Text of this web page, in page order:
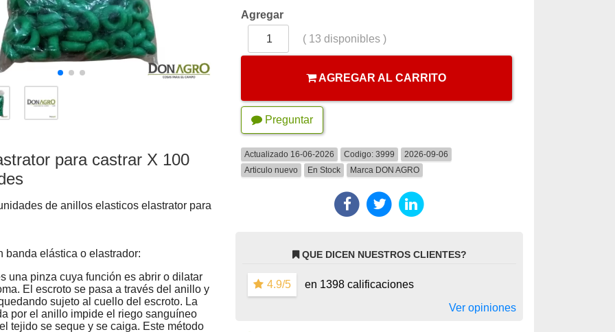
para castrar X 100
de anillos elasticos elastrator para
banda elástica o elastrador:
una pinza cuya función es abrir o dilatar
El escroto se pasa a través del anillo y
sujeto al cuello del escroto. La
por el anillo impide el riego sanguíneo
tejido se seque y se caiga. Este método
Agregar
( 13disponibles )
AGREGAR AL CARRITO
Preguntar
Actualizado 16-06-2026 Codigo:3999
2026-09-06
Articulo nuevo
En Stock Marca DON AGRO
QUE DICEN NUESTROS CLIENTES?
4.9/5
en 1398 calificaciones
Ver opiniones